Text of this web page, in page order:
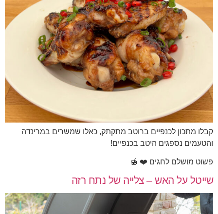
קבלו מתכון לכנפיים ברוטב מתקתק, כאלו שמשרים במרינדה
והטעמים נספגים היטב בכנפיים!
פשוט מושלם לחגים ❤️ 🍯
שייטל על האש – צלייה של נתח רזה